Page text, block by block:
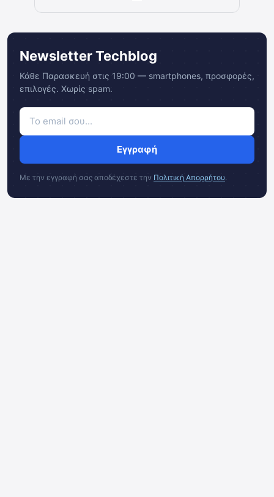
Newsletter Techblog
Κάθε Παρασκευή στις 19:00 — smartphones, προσφορές,
επιλογές. Χωρίς spam.
Εγγραφή
Με την εγγραφή σας αποδέχεστε την Πολιτική Απορρήτου.